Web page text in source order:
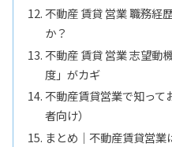
不動産 賃貸 営業 職務経
か？
不動産 賃貸 営業 志望動
度」がカギ
不動産賃貸営業で知っ
者向け）
まとめ｜不動産賃貸営業